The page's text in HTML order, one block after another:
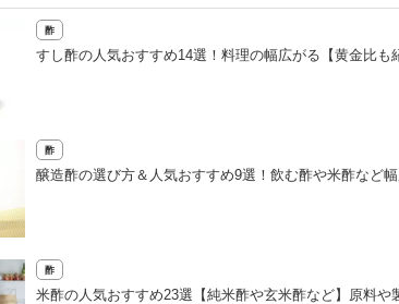
酢
すし酢の人気おすすめ14選！料理の幅広がる【黄金比も
酢
醸造酢の選び方＆人気おすすめ9選！飲む酢や米酢など
酢
米酢の人気おすすめ23選【純米酢や玄米酢など】原料や